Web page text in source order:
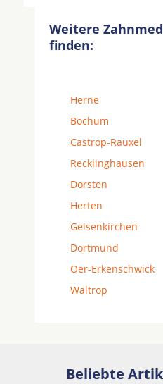
Weitere
finden:
Herne
Bochum
Castrop-Rauxel
Recklinghausen
Dorsten
Herten
Gelsenkirchen
Dortmund
Oer-Erkenschwick
Waltrop
Beliebte